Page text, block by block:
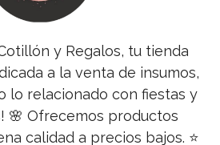
y Regalos, tu tienda
a la venta de insumos,
lo relacionado con fiestas y
🌸 Ofrecemos productos
calidad a precios bajos. ⭐